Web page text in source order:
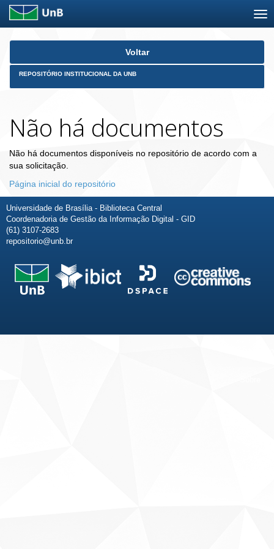
Skip
Voltar
REPOSITÓRIO INSTITUCIONAL DA UNB
Não há documentos
Não há documentos disponíveis no repositório de acordo com a
sua solicitação.
Página inicial do repositório
Universidade de Brasília - Biblioteca Central
Coordenadoria de Gestão da Informação Digital - GID
(61) 3107-2683
repositorio@unb.br